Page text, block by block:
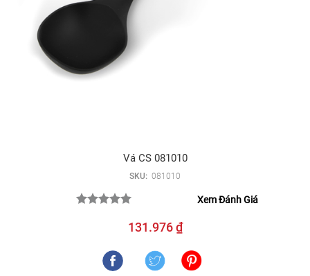
Vá CS 081010
SKU: 081010
Xem Đánh Giá
131.976 ₫